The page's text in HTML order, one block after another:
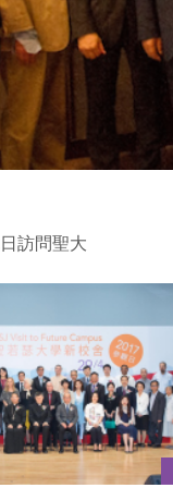
訪問聖大